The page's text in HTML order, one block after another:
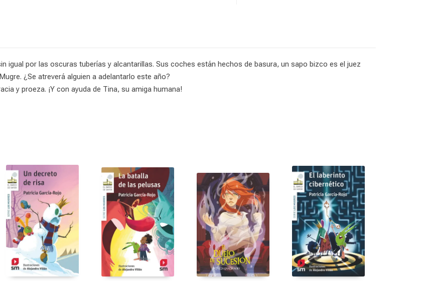
igual por las oscuras tuberías y alcantarillas. Sus coches están hechos de basura, un sapo bizco es el juez
¿Se atreverá alguien a adelantarlo este año?
y proeza. ¡Y con ayuda de Tina, su amiga humana!